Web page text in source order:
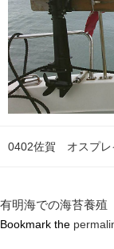
0402佐賀 オスプレ
有明海での海苔養殖
Bookmark the